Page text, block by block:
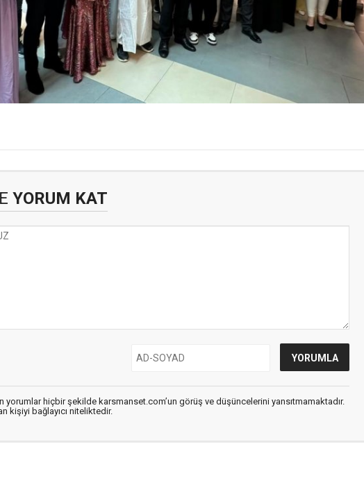
YORUM KAT
yorumlar hiçbir şekilde karsmanset.com’un görüş ve düşüncelerini yansıtmamaktadır.
kişiyi bağlayıcı niteliktedir.